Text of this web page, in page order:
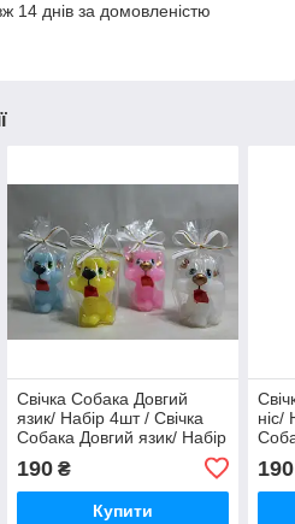
14 днів за домовленістю
Свічка Собака Довгий
язик/ Набір 4шт / Свічка
Собака Довгий язик/ Набір
190₴
Купити
ніс/
190